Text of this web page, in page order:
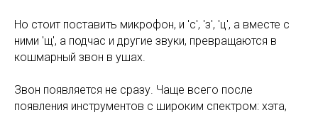
Но стоит поставить микрофон, и 'с', 'з', 'ц', а вместе с
ними 'щ', а подчас и другие звуки, превращаются в
кошмарный звон в ушах.
Звон появляется не сразу. Чаще всего после
появления инструментов с широким спектром: хэта,